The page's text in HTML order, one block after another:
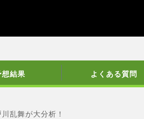
想結果 よくある質問
乱舞が大分析！